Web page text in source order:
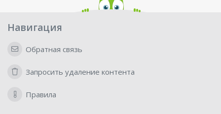
Навигация
Обратная связь
Запросить удаление контента
Правила